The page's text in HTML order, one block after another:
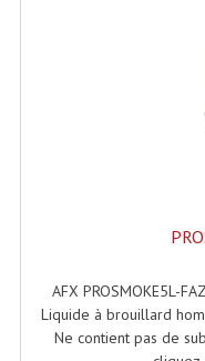
Enceintes
AFX PROSMOKE5L-
Liquide à brouillard
Ne contient pas de